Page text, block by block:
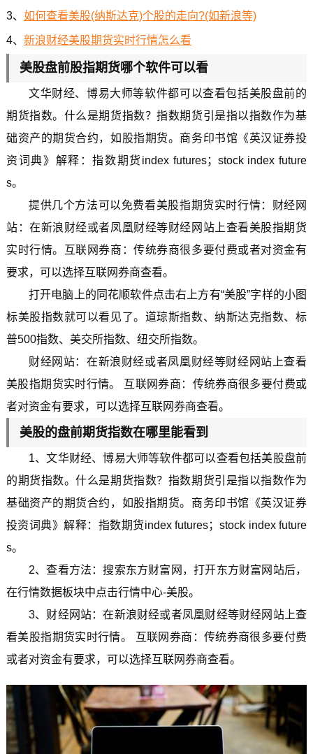
3、 如何查看美股(纳斯达克)个股的走向?(如新浪等)
4、 新浪财经美股期货实时行情怎么看
美股盘前股指期货哪个软件可以看
文华财经、博易大师等软件都可以查看包括美股盘前的
期货指数。什么是期货指数？指数期货引是指以指数作为基
础资产的期货合约，如股指期货。商务印书馆《英汉证券投
资词典》解释：指数期货index futures；stock index future
s。
提供几个方法可以免费看美股指期货实时行情：财经网
站：在新浪财经或者凤凰财经等财经网站上查看美股指期货
实时行情。互联网券商：传统券商很多要付费或者对资金有
要求，可以选择互联网券商查看。
打开电脑上的同花顺软件点击右上方有“美股”字样的小图
标美股指数就可以看见了。道琼斯指数、纳斯达克指数、标
普500指数、美交所指数、纽交所指数。
财经网站：在新浪财经或者凤凰财经等财经网站上查看
美股指期货实时行情。 互联网券商：传统券商很多要付费或
者对资金有要求，可以选择互联网券商查看。
美股的盘前期货指数在哪里能看到
1、文华财经、博易大师等软件都可以查看包括美股盘前
的期货指数。什么是期货指数？指数期货引是指以指数作为
基础资产的期货合约，如股指期货。商务印书馆《英汉证券
投资词典》解释：指数期货index futures；stock index future
s。
2、查看方法：搜索东方财富网，打开东方财富网站后，
在行情数据板块中点击行情中心-美股。
3、财经网站：在新浪财经或者凤凰财经等财经网站上查
看美股指期货实时行情。 互联网券商：传统券商很多要付费
或者对资金有要求，可以选择互联网券商查看。